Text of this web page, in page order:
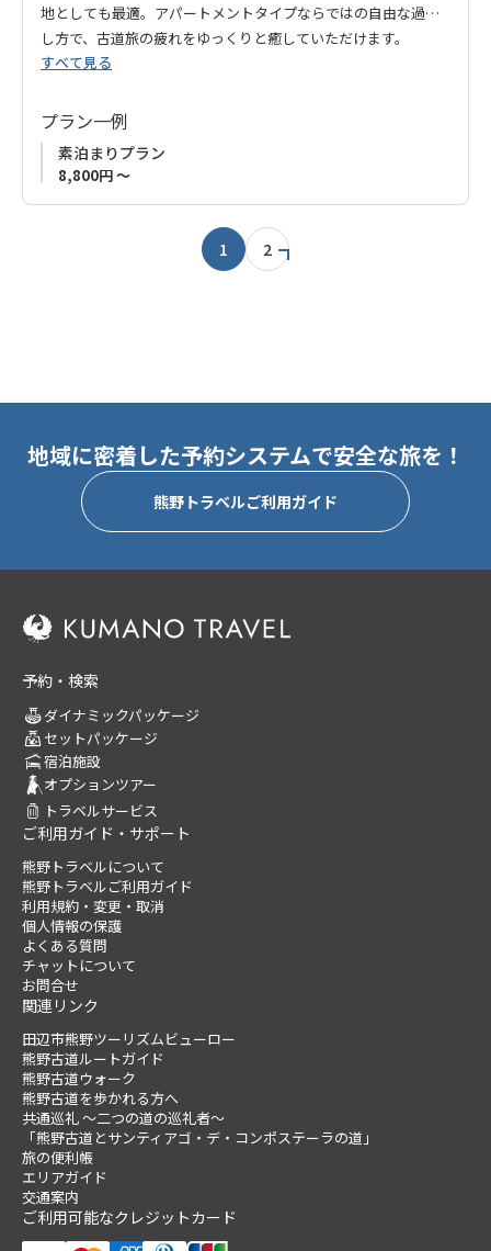
地としても最適。アパートメントタイプならではの自由な過ご
し方で、古道旅の疲れをゆっくりと癒していただけます。
すべて見る
プラン一例
素泊まりプラン
8,800円 ～
1 2
地域に密着した予約システムで安全な旅を！
熊野トラベルご利用ガイド
予約・検索
ダイナミックパッケージ
セットパッケージ
宿泊施設
オプションツアー
トラベルサービス
ご利用ガイド・サポート
熊野トラベルについて
熊野トラベルご利用ガイド
利用規約・変更・取消
個人情報の保護
よくある質問
チャットについて
お問合せ
関連リンク
田辺市熊野ツーリズムビューロー
熊野古道ルートガイド
熊野古道ウォーク
熊野古道を歩かれる方へ
共通巡礼 ～二つの道の巡礼者～
「熊野古道とサンティアゴ・デ・コンポステーラの道」
旅の便利帳
エリアガイド
交通案内
ご利用可能なクレジットカード